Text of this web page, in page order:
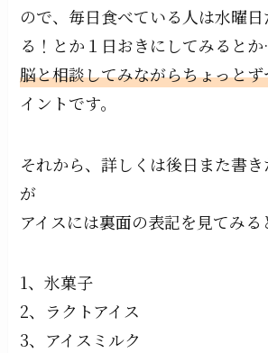
ので、毎日食べている人は水曜
る！とか１日おきにしてみると
脳と相談してみながらちょっと
イントです。
それから、詳しくは後日また書
が
アイスには裏面の表記を見てみる
1、氷菓子
2、ラクトアイス
3、アイスミルク